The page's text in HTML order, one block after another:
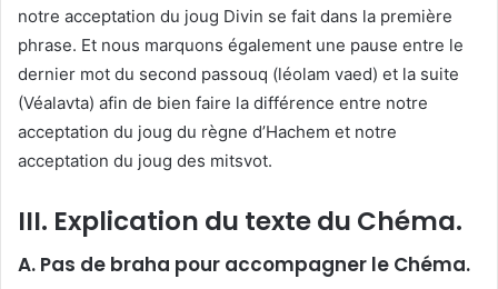
notre acceptation du joug Divin se fait dans la première
phrase. Et nous marquons également une pause entre le
dernier mot du second passouq (léolam vaed) et la suite
(Véalavta) afin de bien faire la différence entre notre
acceptation du joug du règne d’Hachem et notre
acceptation du joug des mitsvot.
III. Explication du texte du Chéma.
A. Pas de braha pour accompagner le Chéma.